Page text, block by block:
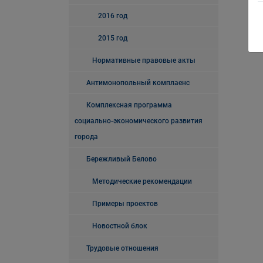
2016 год
2015 год
Нормативные правовые акты
Антимонопольный комплаенс
Комплексная программа
социально-экономического развития
города
Бережливый Белово
Методические рекомендации
Примеры проектов
Новостной блок
Трудовые отношения